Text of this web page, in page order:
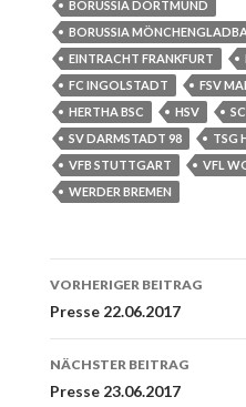
BORUSSIA DORTMUND
BORUSSIA
EINTRACHT FRANKFURT
FC INGOLSTADT
FSV
HERTHA BSC
HSV
SV DARMSTADT 98
TSG
VFB STUTTGART
VFL
WERDER BREMEN
Beitrags-
Navigation
VORHERIGER BEITRAG
Presse 22.06.2017
NÄCHSTER BEITRAG
Presse 23.06.2017